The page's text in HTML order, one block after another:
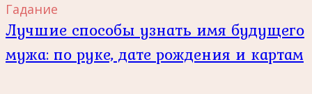
Гадание
Лучшие способы узнать имя будущего
мужа: по руке, дате рождения и картам